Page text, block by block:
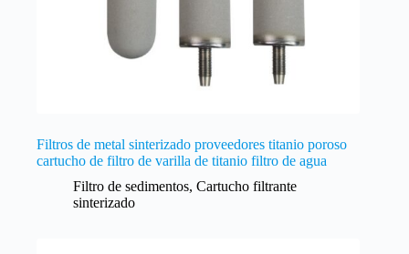
Filtros de metal sinterizado proveedores titanio poroso
cartucho de filtro de varilla de titanio filtro de agua
Filtro de sedimentos, Cartucho filtrante
sinterizado